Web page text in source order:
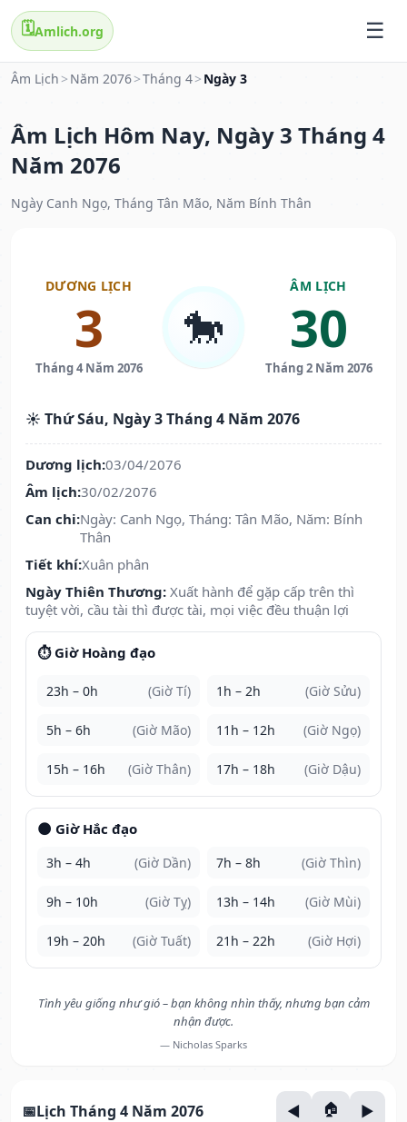
🗓️Amlich.org
Âm Lịch > Năm 2076>Tháng 4> Ngày 3
Âm Lịch Hôm Nay, Ngày 3 Tháng 4
Năm 2076
Ngày Canh Ngọ, Tháng Tân Mão, Năm Bính Thân
DƯƠNG LỊCH
3
Tháng 4 Năm 2076
🐎
ÂM LỊCH
30
Tháng 2 Năm 2076
☀️ Thứ Sáu, Ngày 3 Tháng 4 Năm 2076
Dương lịch:03/04/2076
Âm lịch:30/02/2076
Can chi:Ngày: Canh Ngọ, Tháng: Tân Mão, Năm: Bính
Thân
Tiết khí:Xuân phân
Ngày Thiên Thương: Xuất hành để gặp cấp trên thì
tuyệt vời, cầu tài thì được tài, mọi việc đều thuận lợi
⏱️ Giờ Hoàng đạo
23h – 0h (Giờ Tí) 1h – 2h (Giờ Sửu)
5h – 6h (Giờ Mão) 11h – 12h (Giờ Ngọ)
15h – 16h (Giờ Thân) 17h – 18h (Giờ Dậu)
🌑 Giờ Hắc đạo
3h – 4h (Giờ Dần) 7h – 8h (Giờ Thìn)
9h – 10h (Giờ Tỵ) 13h – 14h (Giờ Mùi)
19h – 20h (Giờ Tuất) 21h – 22h (Giờ Hợi)
Tình yêu giống như gió – bạn không nhìn thấy, nhưng bạn cảm
nhận được.
— Nicholas Sparks
Lịch Tháng 4 Năm 2076